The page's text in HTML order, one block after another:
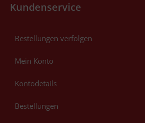
Kundenservice
Bestellungen verfolgen
Mein Konto
Kontodetails
Bestellungen